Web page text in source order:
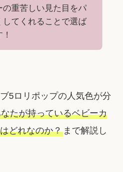
の重苦しい見た目をパ
してくれることで選ば
5ロリポップの人気色が分
たが持っているベビーカ
どれなのか？まで解説し